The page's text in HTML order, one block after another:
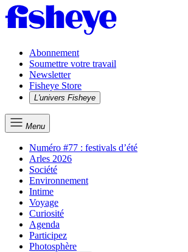
Abonnement
Soumettre votre travail
Newsletter
Fisheye Store
L'univers Fisheye
Menu
Numéro #77 : festivals d’été
Arles 2026
Société
Environnement
Intime
Voyage
Curiosité
Agenda
Participez
Photosphère